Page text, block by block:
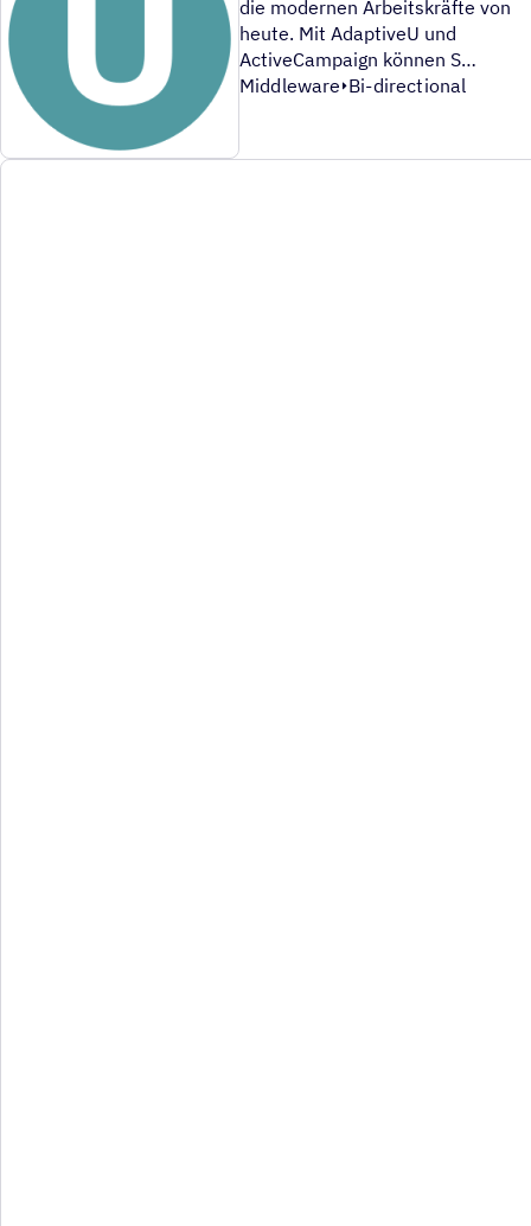
die modernen Arbeitskräfte von
heute. Mit AdaptiveU und
ActiveCampaign können S
Middleware Bi-directional